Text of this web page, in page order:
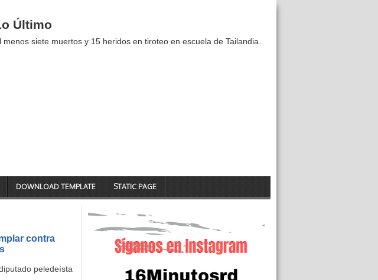
Último
menos siete muertos y 15 heridos en tiroteo en escuela de Tailandia.
DOWNLOAD TEMPLATE STATIC PAGE
contra
peledeísta